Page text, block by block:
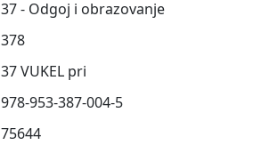
37 - Odgoj i obrazovanje
378
37 VUKEL pri
978-953-387-004-5
75644